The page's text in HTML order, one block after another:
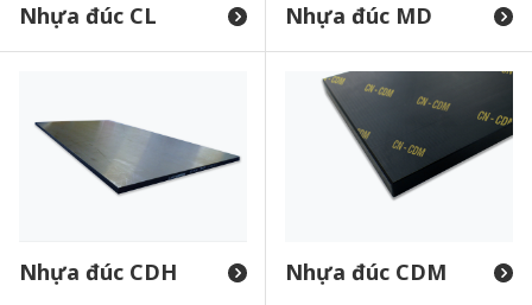
Nhựa đúc CL Nhựa đúc MD
Nhựa đúc CDH Nhựa đúc CDM